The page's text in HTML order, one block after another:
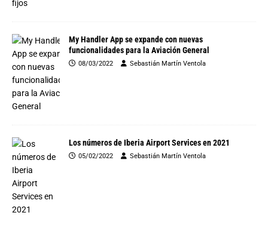
My Handler App se expande con nuevas
funcionalidades para la Aviación General
08/03/2022 Sebastián Martín Ventola
Los números de Iberia Airport Services en 2021
05/02/2022 Sebastián Martín Ventola